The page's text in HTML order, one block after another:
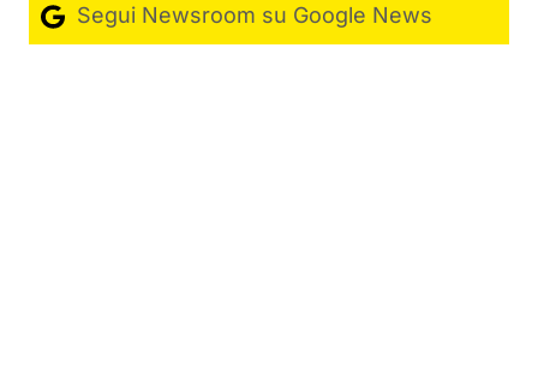
Segui Newsroom su Google News